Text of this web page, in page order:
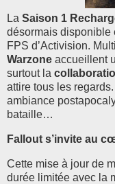
La Saison 1
désormais disponible
FPS d’Activision.
Warzone accueillent
surtout la
attire tous les
ambiance
bataille…
Fallout s’invite au
Cette mise à jour de
durée limitée avec la